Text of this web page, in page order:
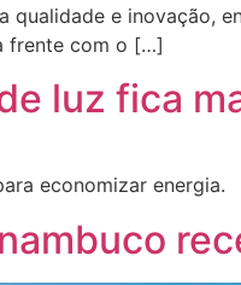
e inovação,
frente com o […]
luz fica
economizar energia.